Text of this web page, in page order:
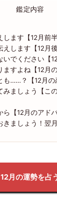
鑑定内容
ます【12月前
します【12月
でください【
すよね【12月の
も……？【12月の
みましょう【こ
【12月のアドバ
きましょう！翌
12月の運勢を占